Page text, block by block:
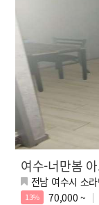
여수-너만봄
전남 여수시 소
13% 70,000 ~